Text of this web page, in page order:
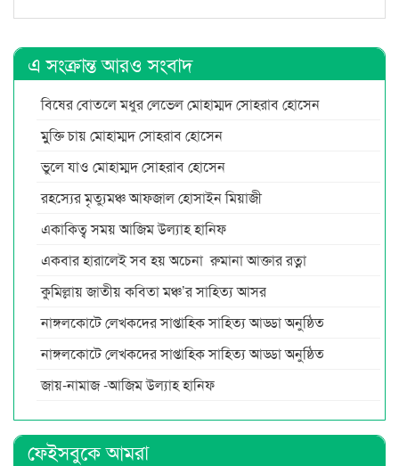
এ সংক্রান্ত আরও সংবাদ
বিষের বোতলে মধুর লেভেল মোহাম্মদ সোহরাব হোসেন
মুুক্তি চায় মোহাম্মদ সোহরাব হোসেন
ভুলে যাও মোহাম্মদ সোহরাব হোসেন
রহস্যের মৃত্যুমঞ্চ আফজাল হোসাইন মিয়াজী
একাকিত্ব সময় আজিম উল্যাহ হানিফ
একবার হারালেই সব হয় অচেনা রুমানা আক্তার রত্না
কুমিল্লায় জাতীয় কবিতা মঞ্চ’র সাহিত্য আসর
নাঙ্গলকোটে লেখকদের সাপ্তাহিক সাহিত্য আড্ডা অনুষ্ঠিত
নাঙ্গলকোটে লেখকদের সাপ্তাহিক সাহিত্য আড্ডা অনুষ্ঠিত
জায়-নামাজ -আজিম উল্যাহ হানিফ
ফেইসবুকে আমরা